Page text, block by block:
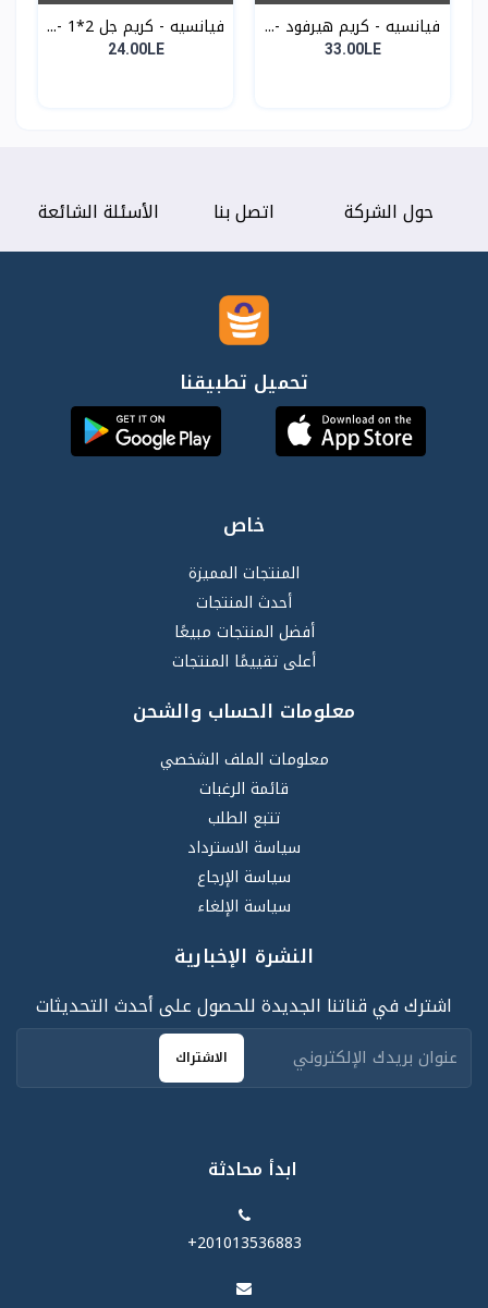
فيانسيه - كريم هيرفود -...
33.00LE
فيانسيه - كريم جل 2*1 -...
24.00LE
حول الشركة اتصل بنا الأسئلة الشائعة
تحميل تطبيقنا
خاص
المنتجات المميزة
أحدث المنتجات
أفضل المنتجات مبيعًا
أعلى تقييمًا المنتجات
معلومات الحساب والشحن
معلومات الملف الشخصي
قائمة الرغبات
تتبع الطلب
سياسة الاسترداد
سياسة الإرجاع
سياسة الإلغاء
النشرة الإخبارية
اشترك في قناتنا الجديدة للحصول على أحدث التحديثات
الاشتراك
ابدأ محادثة
‪+201013536883‬